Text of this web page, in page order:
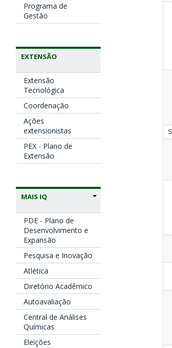
Programa de
Gestão
EXTENSÃO
Extensão
Tecnológica
Coordenação
Ações
extensionistas
PEX - Plano de
Extensão
MAIS IQ
PDE - Plano de
Desenvolvimento e
Expansão
Pesquisa e Inovação
Atlética
Diretório Acadêmico
Autoavaliação
Central de Análises
Químicas
Eleições